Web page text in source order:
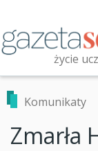
treści
życie
Przeszukaj
Komunikaty
Zmarła